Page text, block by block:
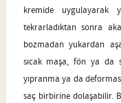
kremide uygulayarak
tekrarladıktan sonra
bozmadan yukardan
sıcak maşa, fön ya da
yıpranma ya da
saç birbirine dolaşabilir.